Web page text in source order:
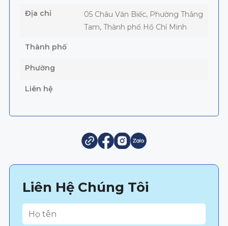
Địa chỉ
05 Châu Văn Biếc, Phường Thắng
Tam, Thành phố Hồ Chí Minh
Thành phố
Phường
Liên hệ
Liên Hệ Chúng Tôi